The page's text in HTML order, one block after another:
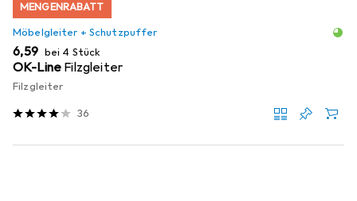
MENGENRABATT
Möbelgleiter + Schutzpuffer
EUR
6,59 bei 4 Stück
OK-Line Filzgleiter
Filzgleiter
36